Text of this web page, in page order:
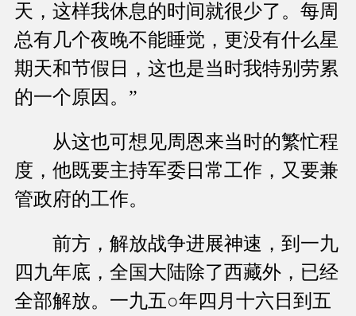
天，这样我休息的时间就很少了。每周
总有几个夜晚不能睡觉，更没有什么星
期天和节假日，这也是当时我特别劳累
的一个原因。”
从这也可想见周恩来当时的繁忙程
度，他既要主持军委日常工作，又要兼
管政府的工作。
前方，解放战争进展神速，到一九
四九年底，全国大陆除了西藏外，已经
全部解放。一九五○年四月十六日到五